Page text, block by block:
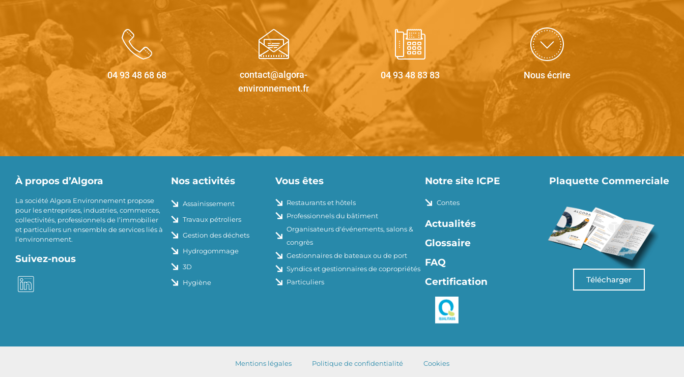
04 93 48 68 68
contact@algora-
environnement.fr
04 93 48 83 83 Nous écrire
À propos d’Algora
La société Algora Environnement propose
pour les entreprises, industries, commerces,
collectivités, professionnels de l’immobilier
et particuliers un ensemble de services liés à
l’environnement.
Suivez-nous
Nos activités
Assainissement
Travaux pétroliers
Gestion des déchets
Hydrogommage
3D
Hygiène
Vous êtes
Restaurants et hôtels
Professionnels du bâtiment
Organisateurs d'événements, salons &
congrès
Gestionnaires de bateaux ou de port
Syndics et gestionnaires de copropriétés
Particuliers
Notre site ICPE
Contes
Actualités
Glossaire
FAQ
Certification
Plaquette Commerciale
Télécharger
Mentions légales Politique de confidentialité Cookies